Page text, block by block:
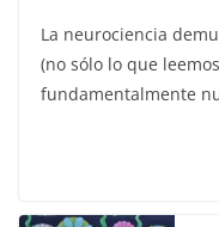
La neurociencia
(no sólo lo que
fundamentalmente